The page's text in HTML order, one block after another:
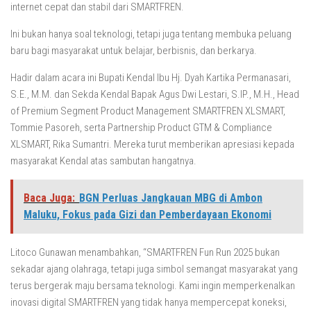
internet cepat dan stabil dari SMARTFREN.
Ini bukan hanya soal teknologi, tetapi juga tentang membuka peluang
baru bagi masyarakat untuk belajar, berbisnis, dan berkarya.
Hadir dalam acara ini Bupati Kendal Ibu Hj. Dyah Kartika Permanasari,
S.E., M.M. dan Sekda Kendal Bapak Agus Dwi Lestari, S.IP., M.H., Head
of Premium Segment Product Management SMARTFREN XLSMART,
Tommie Pasoreh, serta Partnership Product GTM & Compliance
XLSMART, Rika Sumantri. Mereka turut memberikan apresiasi kepada
masyarakat Kendal atas sambutan hangatnya.
Baca Juga: BGN Perluas Jangkauan MBG di Ambon
Maluku, Fokus pada Gizi dan Pemberdayaan Ekonomi
Litoco Gunawan menambahkan, “SMARTFREN Fun Run 2025 bukan
sekadar ajang olahraga, tetapi juga simbol semangat masyarakat yang
terus bergerak maju bersama teknologi. Kami ingin memperkenalkan
inovasi digital SMARTFREN yang tidak hanya mempercepat koneksi,